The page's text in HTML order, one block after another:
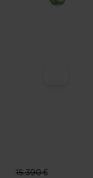
15.390 €